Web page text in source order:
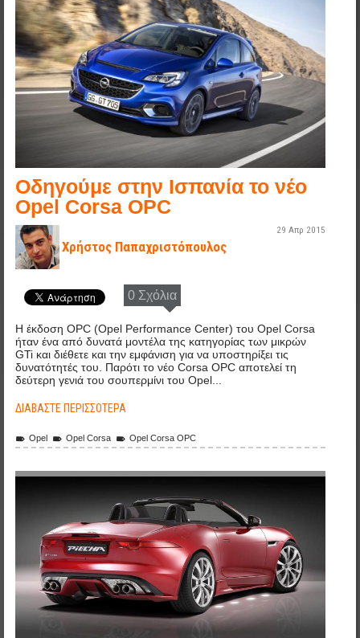
Οδηγούμε στην Ισπανία το νέο
Opel Corsa OPC
Χρήστος Παπαχριστόπουλος
29 Απρ 2015
0 Σχόλια
Η έκδοση OPC (Opel Performance Center) του Opel Corsa
ήταν ένα από δυνατά μοντέλα της κατηγορίας των μικρών
GTi και διέθετε και την εμφάνιση για να υποστηρίξει τις
δυνατότητές του. Παρότι το νέο Corsa OPC αποτελεί τη
δεύτερη γενιά του σουπερμίνι του Opel...
ΔΙΑΒΆΣΤΕ ΠΕΡΙΣΣΌΤΕΡΑ
Opel Opel Corsa Opel Corsa OPC
piecha_design_jaguar_f-type_anoigma.jpg